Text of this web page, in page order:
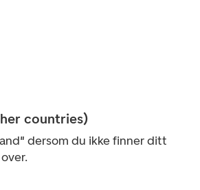
countries)
dersom du ikke finner ditt